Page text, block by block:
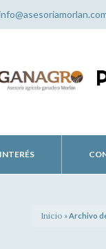
Inicio »Archivo